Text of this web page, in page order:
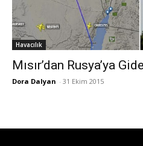
Havacılık
Mısır’dan Rusya’ya
Dora Dalyan - 31 Ekim 2015